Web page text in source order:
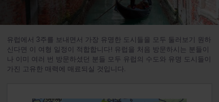
유럽에서 3주를 보내면서 가장 유명한 도시들을 모두 둘러보기 원하
신다면 이 여형 일정이 적합합니다! 유럽을 처음 방문하시는 분들이
나 이미 여러 번 방문하셨던 분들 모두 유럽의 수도와 유명 도시들이
가진 고유한 매력에 매료되실 것입니다.